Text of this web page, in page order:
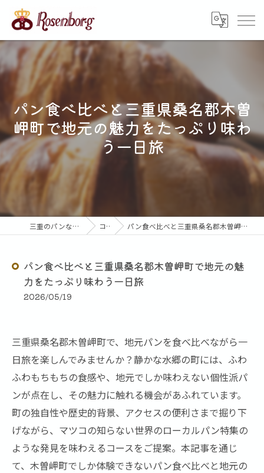
パン食べ比べと三重県桑名郡木曽
岬町で地元の魅力をたっぷり味わ
う一日旅
三重のパンならローゼンボルグ コラム パン食べ比べと三重県桑名郡木曽岬町で地元の魅力をたっぷり味わう一日旅
パン食べ比べと三重県桑名郡木曽岬町で地元の魅
力をたっぷり味わう一日旅
2026/05/19
三重県桑名郡木曽岬町で、地元パンを食べ比べながら一
日旅を楽しんでみませんか？静かな水郷の町には、ふわ
ふわもちもちの食感や、地元でしか味わえない個性派パ
ンが点在し、その魅力に触れる機会があふれています。
町の独自性や歴史的背景、アクセスの便利さまで掘り下
げながら、マツコの知らない世界のローカルパン特集の
ような発見を味わえるコースをご提案。本記事を通じ
て、木曽岬町でしか体験できないパン食べ比べと地元の